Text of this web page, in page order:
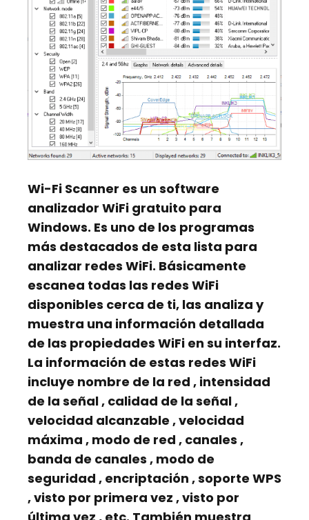
Wi-Fi Scanner es un software
analizador WiFi gratuito para
Windows. Es uno de los programas
más destacados de esta lista para
analizar redes WiFi. Básicamente
escanea todas las redes WiFi
disponibles cerca de ti, las analiza y
muestra una información detallada
de las propiedades WiFi en su interfaz.
La información de estas redes WiFi
incluye nombre de la red , intensidad
de la señal , calidad de la señal ,
velocidad alcanzable ,velocidad
máxima , modo de red , canales ,
banda de canales , modo de
seguridad , encriptación ,soporte WPS
,visto por primera vez ,visto por